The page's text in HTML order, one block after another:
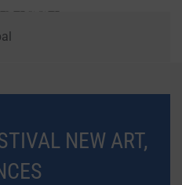
NEW ART,